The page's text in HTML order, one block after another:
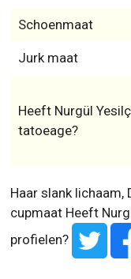
Schoenmaat
Jurk maat
Heeft Nurgül
tatoeage?
Haar slank lichaam,
cupmaat Heeft
profielen?